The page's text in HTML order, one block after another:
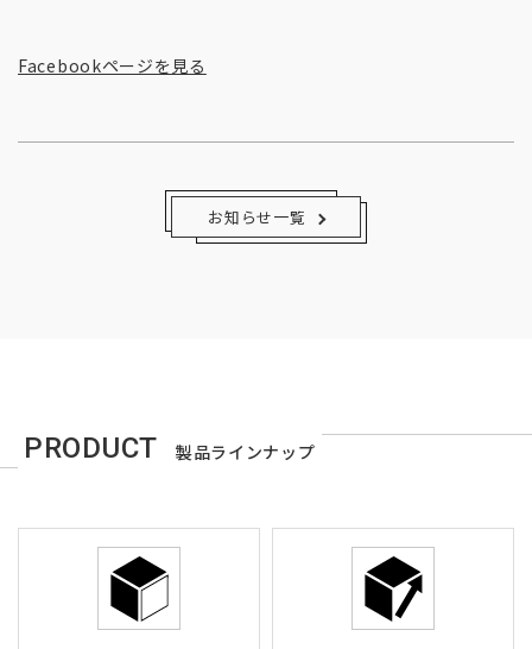
Facebookページを見る
お知らせ一覧
PRODUCT 製品ラインナップ